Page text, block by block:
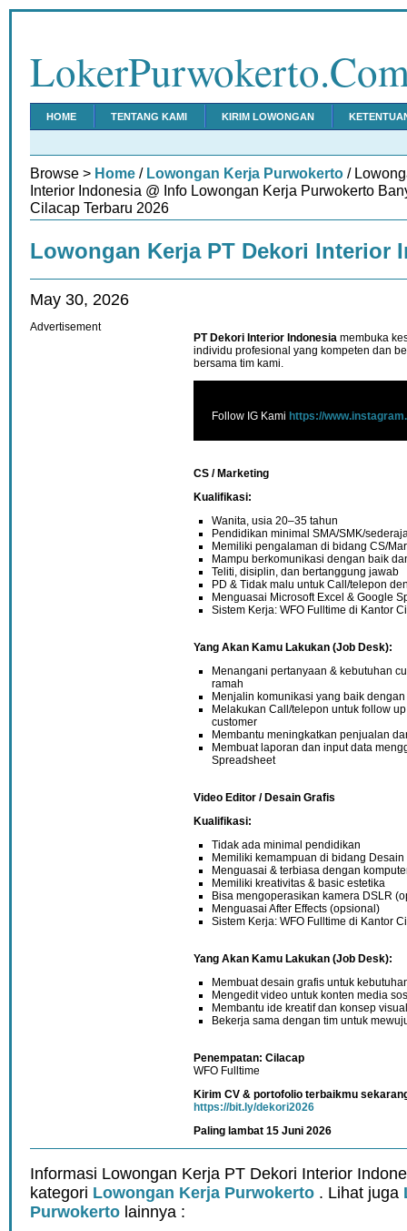
HOME TENTANG KAMI KIRIM LOWONGAN
Browse > Home / Lowongan Kerja Purwokerto /
Interior Indonesia @ Info Lowongan Kerja Purwokerto
Cilacap Terbaru 2026
Lowongan Kerja PT Dekori Interior
May 30, 2026
PT Dekori Interior Indonesia membuka
individu profesional yang kompeten dan
bersama tim kami.
Follow IG Kami https://
CS / Marketing
Kualifikasi:
Wanita, usia 20–35 tahun
Pendidikan minimal SMA/SMK/
Memiliki pengalaman di bidang CS/
Mampu berkomunikasi dengan baik
Teliti, disiplin, dan bertanggung jawab
PD & Tidak malu untuk Call/telepon
Menguasai Microsoft Excel & Google
Sistem Kerja: WFO Fulltime di Kantor
Yang Akan Kamu Lakukan (Job Desk):
Menangani pertanyaan & kebutuhan
ramah
Menjalin komunikasi yang baik
Melakukan Call/telepon untuk follow
customer
Membantu meningkatkan penjualan
Membuat laporan dan input data
Spreadsheet
Video Editor / Desain Grafis
Kualifikasi:
Tidak ada minimal pendidikan
Memiliki kemampuan di bidang
Menguasai & terbiasa dengan
Memiliki kreativitas & basic estetika
Bisa mengoperasikan kamera DSLR
Menguasai After Effects (opsional)
Sistem Kerja: WFO Fulltime di Kantor
Yang Akan Kamu Lakukan (Job Desk):
Membuat desain grafis untuk
Mengedit video untuk konten media
Membantu ide kreatif dan konsep
Bekerja sama dengan tim untuk
Penempatan: Cilacap
WFO Fulltime
Kirim CV & portofolio terbaikmu
https://bit.ly/dekori2026
Paling lambat 15 Juni 2026
Advertisement
Informasi Lowongan Kerja PT Dekori Interior
kategori Lowongan Kerja Purwokerto . Lihat juga
Purwokerto lainnya :